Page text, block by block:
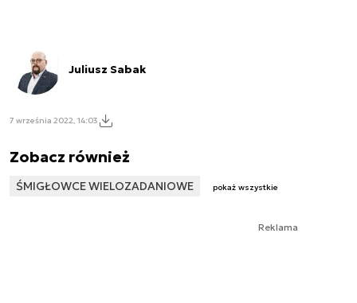
Juliusz Sabak
7 września 2022, 14:03
Zobacz również
ŚMIGŁOWCE WIELOZADANIOWE pokaż wszystkie
Reklama